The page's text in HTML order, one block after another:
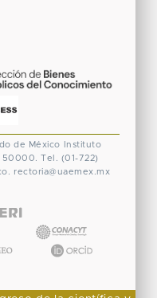
de México
Instituto
50000. Tel. (01-722)
rectoria@uaemex.mx